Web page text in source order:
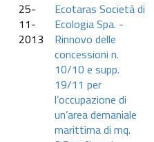
25-
11-
2013
Ecotaras Società di
Ecologia Spa. -
Rinnovo delle
concessioni n.
10/10 e supp.
19/11 per
l’occupazione di
un’area demaniale
marittima di mq.